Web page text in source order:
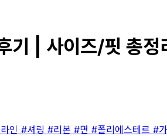
기 | 사이즈/핏 총
인 #셔링 #리본 #면 #폴리에스테르 #